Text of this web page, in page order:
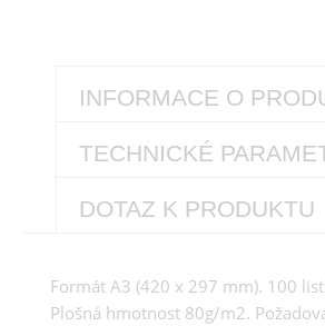
INFORMACE O
TECHNICKÉ
DOTAZ K PRODUKTU
Formát A3 (420 x 297 mm). 100
Plošná hmotnost 80g/m2.